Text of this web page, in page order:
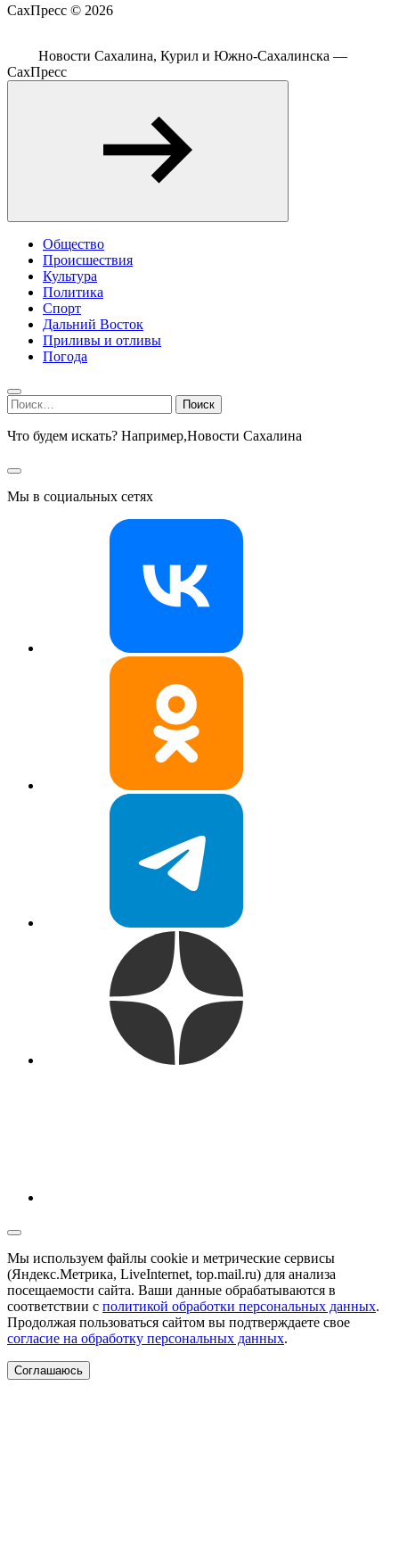
СахПресс © 2026
Новости Сахалина, Курил и Южно-Сахалинска —
СахПресс
Общество
Происшествия
Культура
Политика
Спорт
Дальний Восток
Приливы и отливы
Погода
Найти:
Что будем искать? Например,Новости Сахалина
Мы в социальных сетях
Мы используем файлы cookie и метрические сервисы
(Яндекс.Метрика, LiveInternet, top.mail.ru) для анализа
посещаемости сайта. Ваши данные обрабатываются в
соответствии с политикой обработки персональных данных.
Продолжая пользоваться сайтом вы подтверждаете свое
согласие на обработку персональных данных.
Соглашаюсь